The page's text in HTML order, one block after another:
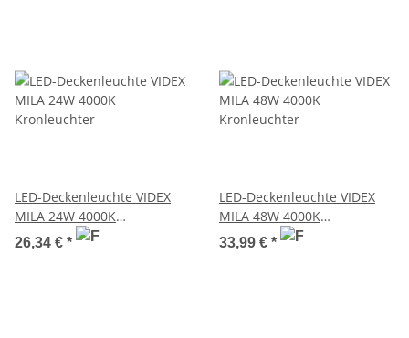
LED-Deckenleuchte VIDEX
MILA 24W 4000K
Kronleuchter
26,34 € *
LED-Deckenleuchte VIDEX
MILA 48W 4000K
Kronleuchter
33,99 € *